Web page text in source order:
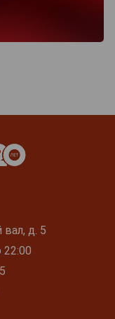
д. 5
22:00